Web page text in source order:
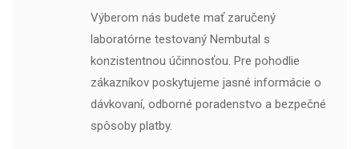
Výberom nás budete mať zaručený
laboratórne testovaný Nembutal s
konzistentnou účinnosťou. Pre pohodlie
zákazníkov poskytujeme jasné informácie o
dávkovaní, odborné poradenstvo a bezpečné
spôsoby platby.